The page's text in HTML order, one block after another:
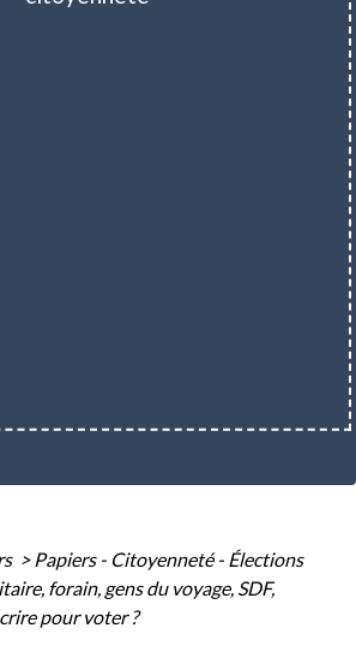
> Papiers - Citoyenneté - Élections
forain, gens du voyage, SDF,
pour voter ?